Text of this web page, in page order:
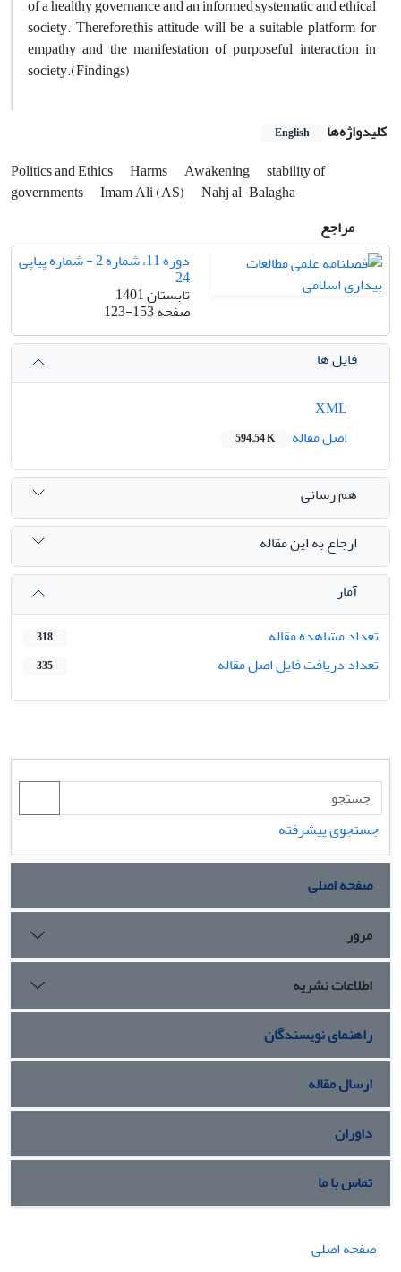
of a healthy governance and an informed,systematic and ethical
society. Therefore,this attitude will be a suitable platform for
empathy and the manifestation of purposeful interaction in
society.(Findings)
کلیدواژه‌ها English
Politics and Ethics Harms Awakening
stability of
governments
Imam Ali (AS)
Nahj al-Balagha
مراجع
دوره 11، شماره 2 - شماره پیاپی
24
تابستان 1401
صفحه123-153
فایل ها
اصل مقاله
594.54 K
هم رسانی
ارجاع به این مقاله
آمار
تعداد مشاهده مقاله
318
تعداد دریافت فایل اصل مقاله 335
جستجوی پیشرفته
صفحه اصلی
مرور
اطلاعات نشریه
راهنمای نویسندگان
ارسال مقاله
داوران
تماس با ما
صفحه اصلی